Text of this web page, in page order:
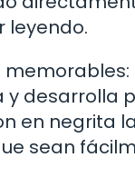
leyendo.
y desarrolla
en negrita
sean